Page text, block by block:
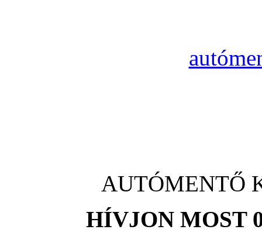
AUTÓMENTŐ
HÍVJON MOST